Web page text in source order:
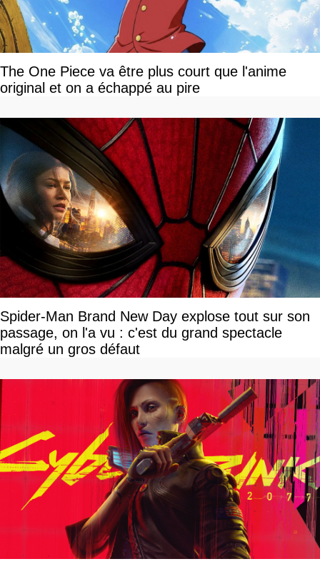
The One Piece va être plus court que l'anime
original et on a échappé au pire
Spider-Man Brand New Day explose tout sur son
passage, on l'a vu : c'est du grand spectacle
malgré un gros défaut